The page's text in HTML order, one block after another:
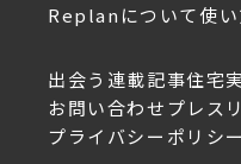
Replanについて使
出会う 連載記事住宅
お問い合わせ プレス
プライバシーポリシー